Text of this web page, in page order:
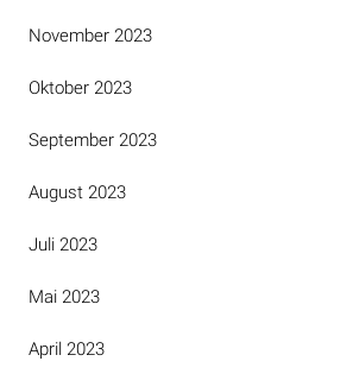
November 2023
Oktober 2023
September 2023
August 2023
Juli 2023
Mai 2023
April 2023